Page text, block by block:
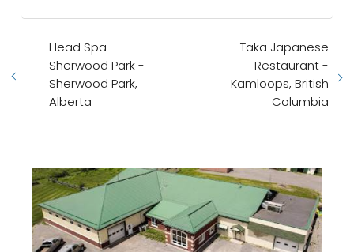
Head Spa
Sherwood Park -
Sherwood Park,
Alberta
Taka Japanese
Restaurant -
Kamloops, British
Columbia